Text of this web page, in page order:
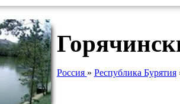
Россия » Республика Бурятия